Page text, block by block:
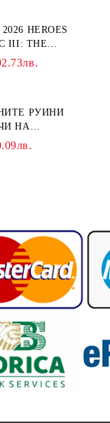
HEROES
III: THE
-
РУИНИ
КАРТИ